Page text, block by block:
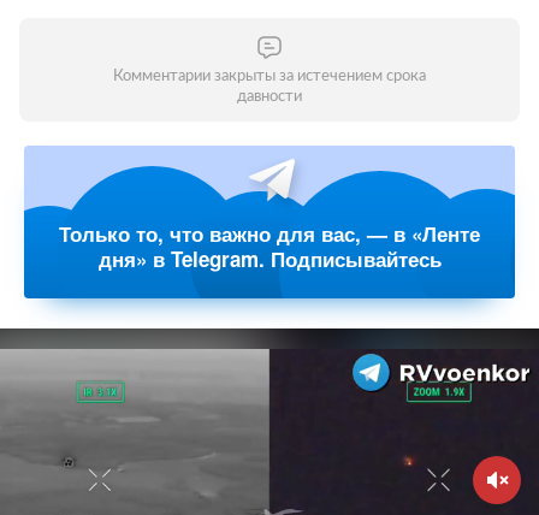
Комментарии закрыты за истечением срока
давности
Только то, что важно для вас, — в «Ленте
дня» в Telegram. Подписывайтесь